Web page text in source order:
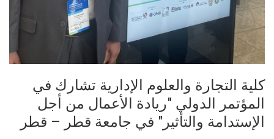
كلية التجارة والعلوم الإدارية تشارك في
المؤتمر الدولي "ريادة الأعمال من أجل
الإستدامة والتأثير" في جامعة قطر – قطر